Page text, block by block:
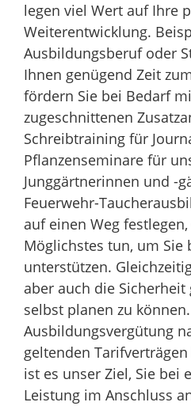
legen viel Wert auf Ihre
Weiterentwicklung.
Ausbildungsberuf oder
Ihnen genügend Zeit
fördern Sie bei Bedarf
zugeschnittenen
Schreibtraining für
Pflanzenseminare für
Junggärtnerinnen und -
Feuerwehr-
auf einen Weg
Möglichstes tun, um Sie
unterstützen.
aber auch die
selbst planen zu
Ausbildungsvergütung
geltenden
ist es unser Ziel, Sie bei
Leistung im Anschluss